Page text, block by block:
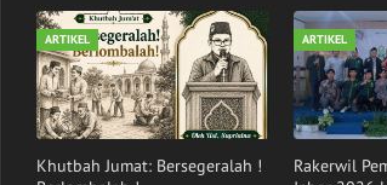
ARTIKEL
Khutbah Jumat: Bersegeralah !
ARTIKEL
Rakerwil